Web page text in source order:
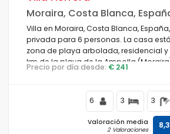
Moraira, Costa Blanca,
Villa en Moraira, Costa Blanca,
privada para 6 personas. La casa
zona de playa arbolada, residencial
km de la playa de la Ampolla
centro de Moraira.
Precio por día desde: € 241
6 3 3
Valoración media
2 Valoraciones 8,3